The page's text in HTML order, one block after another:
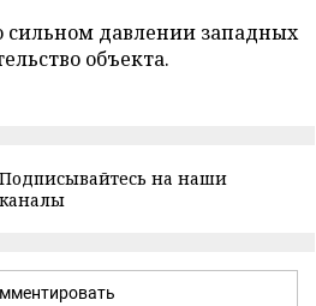
сильном давлении западных
объекта.
Подписывайтесь на наши
каналы